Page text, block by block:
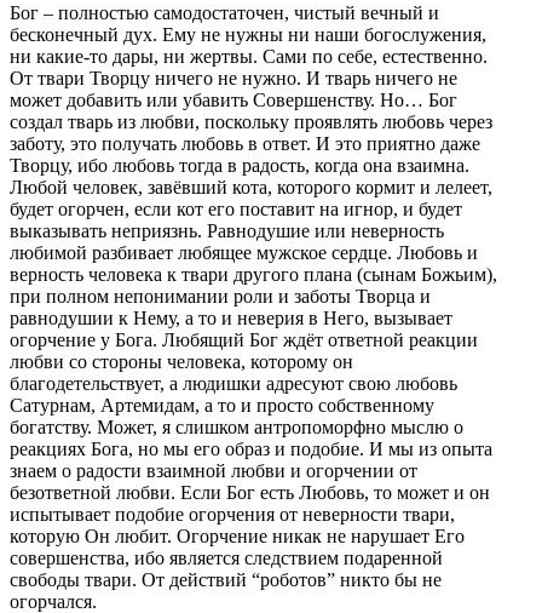
Бог – полностью самодостаточен, чистый вечный и
бесконечный дух. Ему не нужны ни наши богослужения,
ни какие-то дары, ни жертвы. Сами по себе, естественно.
От твари Творцу ничего не нужно. И тварь ничего не
может добавить или убавить Совершенству. Но… Бог
создал тварь из любви, поскольку проявлять любовь через
заботу, это получать любовь в ответ. И это приятно даже
Творцу, ибо любовь тогда в радость, когда она взаимна.
Любой человек, завёвший кота, которого кормит и лелеет,
будет огорчен, если кот его поставит на игнор, и будет
выказывать неприязнь. Равнодушие или неверность
любимой разбивает любящее мужское сердце. Любовь и
верность человека к твари другого плана (сынам Божьим),
при полном непонимании роли и заботы Творца и
равнодушии к Нему, а то и неверия в Него, вызывает
огорчение у Бога. Любящий Бог ждёт ответной реакции
любви со стороны человека, которому он
благодетельствует, а людишки адресуют свою любовь
Сатурнам, Артемидам, а то и просто собственному
богатству. Может, я слишком антропоморфно мыслю о
реакциях Бога, но мы его образ и подобие. И мы из опыта
знаем о радости взаимной любви и огорчении от
безответной любви. Если Бог есть Любовь, то может и он
испытывает подобие огорчения от неверности твари,
которую Он любит. Огорчение никак не нарушает Его
совершенства, ибо является следствием подаренной
свободы твари. От действий “роботов” никто бы не
огорчался.